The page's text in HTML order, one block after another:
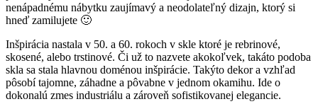
nenápadnému nábytku zaujímavý a neodolateľný dizajn, ktorý si
hneď zamilujete 🙂
Inšpirácia nastala v 50. a 60. rokoch v skle ktoré je rebrinové,
skosené, alebo trstinové. Či už to nazvete akokoľvek, takáto podoba
skla sa stala hlavnou doménou inšpirácie. Takýto dekor a vzhľad
pôsobí tajomne, záhadne a pôvabne v jednom okamihu. Ide o
dokonalú zmes industriálu a zároveň sofistikovanej elegancie.